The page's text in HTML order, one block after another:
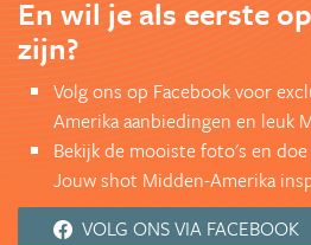
En wil je als eerste
zijn?
Volg ons op Facebook voor
Amerika aanbiedingen en leuk
Bekijk de mooiste foto's en
Jouw shot Midden-Amerika
VOLG ONS VIA FACEBOOK